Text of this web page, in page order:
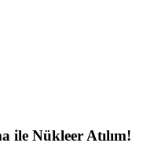
ile Nükleer Atılım!